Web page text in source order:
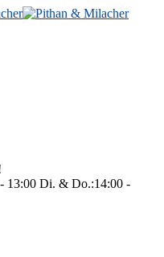
13:00 Di. & Do.:14:00 -